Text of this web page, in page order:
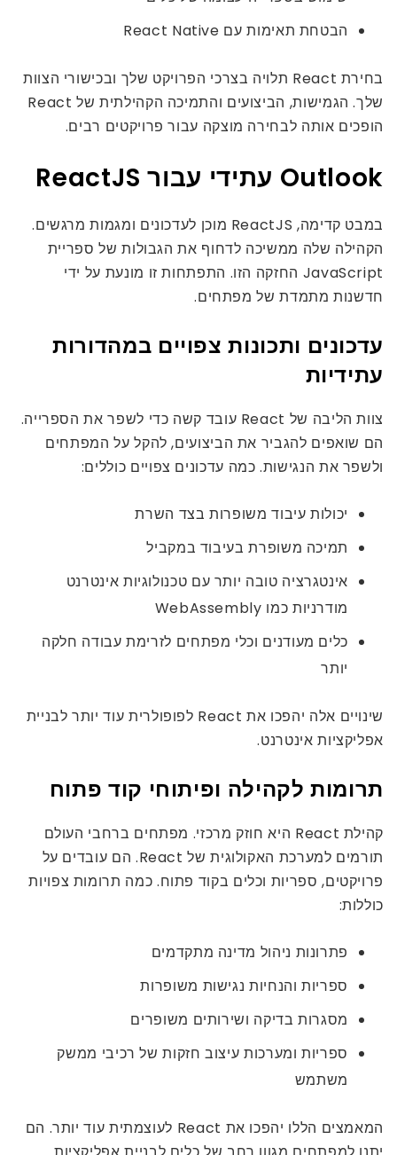
הבטחת תאימות עם React Native
בחירת React תלויה בצרכי הפרויקט שלך ובכישורי הצוות
שלך. הגמישות, הביצועים והתמיכה הקהילתית של React
הופכים אותה לבחירה מוצקה עבור פרויקטים רבים.
Outlook עתידי עבור ReactJS
במבט קדימה, ReactJS מוכן לעדכונים ומגמות מרגשים.
הקהילה שלה ממשיכה לדחוף את הגבולות של ספריית
JavaScript החזקה הזו. התפתחות זו מונעת על ידי
חדשנות מתמדת של מפתחים.
עדכונים ותכונות צפויים במהדורות
עתידיות
צוות הליבה של React עובד קשה כדי לשפר את הספרייה.
הם שואפים להגביר את הביצועים, להקל על המפתחים
ולשפר את הנגישות. כמה עדכונים צפויים כוללים:
יכולות עיבוד משופרות בצד השרת
תמיכה משופרת בעיבוד במקביל
אינטגרציה טובה יותר עם טכנולוגיות אינטרנט
מודרניות כמו WebAssembly
כלים מעודנים וכלי מפתחים לזרימת עבודה חלקה
יותר
שינויים אלה יהפכו את React לפופולרית עוד יותר לבניית
אפליקציות אינטרנט.
תרומות לקהילה ופיתוחי קוד פתוח
קהילת React היא חוזק מרכזי. מפתחים ברחבי העולם
תורמים למערכת האקולוגית של React. הם עובדים על
פרויקטים, ספריות וכלים בקוד פתוח. כמה תרומות צפויות
כוללות:
פתרונות ניהול מדינה מתקדמים
ספריות והנחיות נגישות משופרות
מסגרות בדיקה ושירותים משופרים
ספריות ומערכות עיצוב חזקות של רכיבי ממשק
משתמש
המאמצים הללו יהפכו את React לעוצמתית עוד יותר. הם